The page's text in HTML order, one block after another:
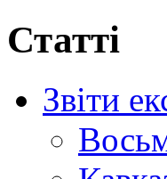
Статті
Звіти